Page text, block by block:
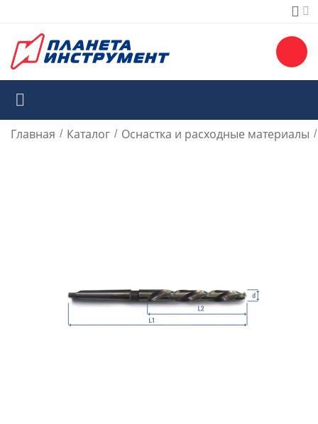
Главная / Каталог / Оснастка и расходные материалы /